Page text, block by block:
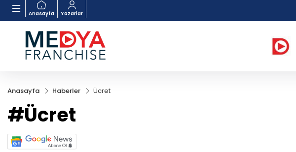
Anasayfa Yazarlar
Anasayfa Haberler Ücret
#Ücret